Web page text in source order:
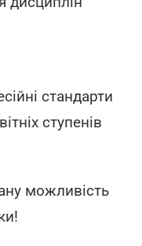
стандарти
ступенів
можливість